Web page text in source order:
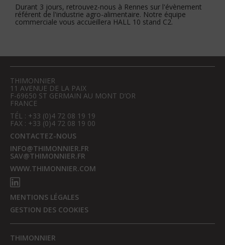
Durant 3 jours, retrouvez-nous à Rennes sur l'évènement
référent de l'industrie agro-alimentaire. Notre équipe
commerciale vous accueillera HALL 10 stand C2.
THIMONNIER
11 AVENUE DE LA PAIX
F-69650 ST GERMAIN AU MONT D’OR
FRANCE
TÉL : +33 (0)4 72 08 19 19
FAX : +33 (0)4 72 08 19 00
CONTACTEZ-NOUS
INFO@THIMONNIER.FR
SAV@THIMONNIER.FR
WWW.THIMONNIER.COM
MENTIONS LÉGALES
GESTION DES COOKIES
THIMONNIER